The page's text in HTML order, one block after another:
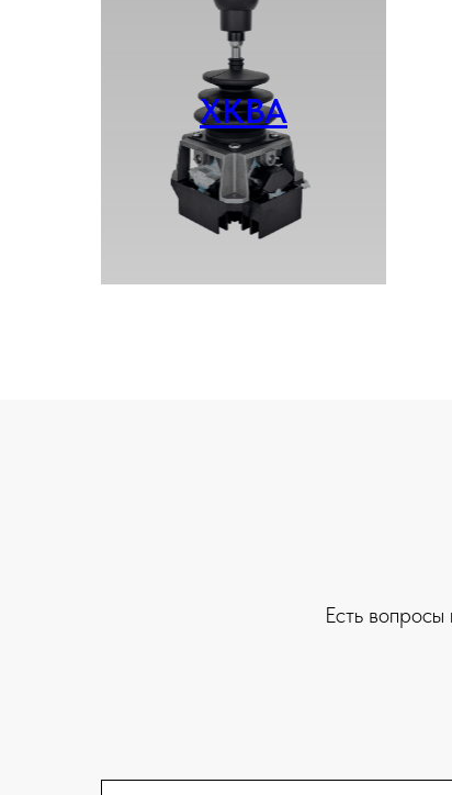
XKBA
Смотреть
Есть